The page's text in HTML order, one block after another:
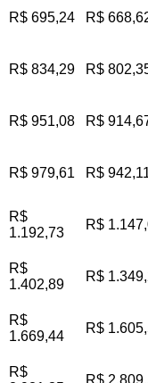
R$ 695,24 R$
R$ 834,29 R$
R$ 951,08 R$
R$ 979,61 R$
R$
1.192,73
R$
R$
1.402,89
R$
R$
1.669,44
R$
R$